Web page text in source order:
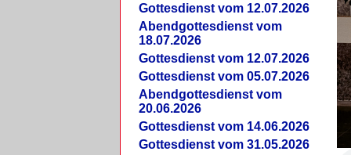
Gottesdienst vom 12.07.2026
Abendgottesdienst vom
18.07.2026
Gottesdienst vom 12.07.2026
Gottesdienst vom 05.07.2026
Abendgottesdienst vom
20.06.2026
Gottesdienst vom 14.06.2026
Gottesdienst vom 31.05.2026